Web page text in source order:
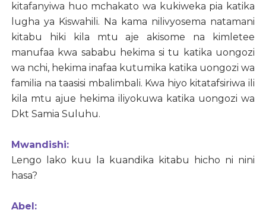
kitafanyiwa huo mchakato wa kukiweka pia katika
lugha ya Kiswahili. Na kama nilivyosema natamani
kitabu hiki kila mtu aje akisome na kimletee
manufaa kwa sababu hekima si tu katika uongozi
wa nchi, hekima inafaa kutumika katika uongozi wa
familia na taasisi mbalimbali. Kwa hiyo kitatafsiriwa ili
kila mtu ajue hekima iliyokuwa katika uongozi wa
Dkt Samia Suluhu.
Mwandishi:
Lengo lako kuu la kuandika kitabu hicho ni nini
hasa?
Abel: